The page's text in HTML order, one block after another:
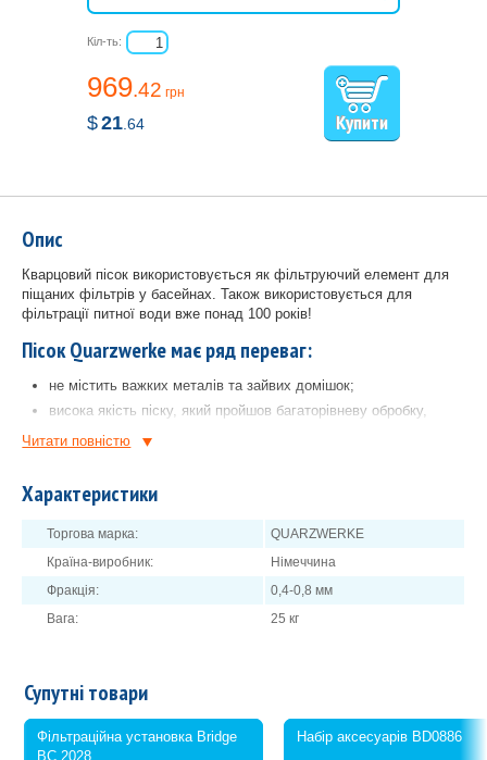
969.42 грн
$21 .64
Кіл-ть:
Опис
Кварцовий пісок використовується як фільтруючий елемент для
піщаних фільтрів у басейнах. Також використовується для
фільтрації питної води вже понад 100 років!
Пісок Quarzwerke має ряд переваг:
не містить важких металів та зайвих домішок;
висока якість піску, який пройшов багаторівневу обробку,
до помутнінь;
фірмова упаковка захистить від підробок та розсипання у
Термін служби даного кварцового піску набагато вищий за інші
Купуйте цю продукцію в АкваЛавці!
Читати повнiстю
Характеристики
Торгова марка:
QUARZWERKE
Країна-виробник:
Німеччина
Фракція:
0,4-0,8 мм
Вага:
25 кг
Супутні товари
Фільтраційна установка Bridge
BC 2028
Набір аксесуарів BD0886